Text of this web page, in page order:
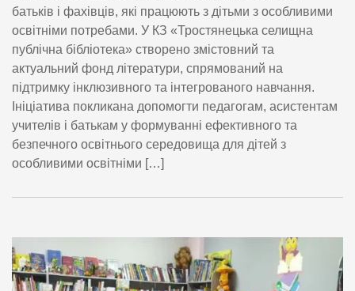
батьків і фахівців, які працюють з дітьми з особливими
освітніми потребами. У КЗ «Тростянецька селищна
публічна бібліотека» створено змістовний та
актуальний фонд літератури, спрямований на
підтримку інклюзивного та інтегрованого навчання.
Ініціатива покликана допомогти педагогам, асистентам
учителів і батькам у формуванні ефективного та
безпечного освітнього середовища для дітей з
особливими освітніми […]